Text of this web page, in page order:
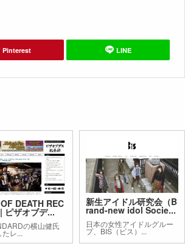
Pinterest LINE
DEATH REC
ピザオブデ...
の横山健氏
レ...
新生アイドル研究会（B
rand-new idol Socie...
日本の女性アイドルグルー
プ、BIS（ビス）...